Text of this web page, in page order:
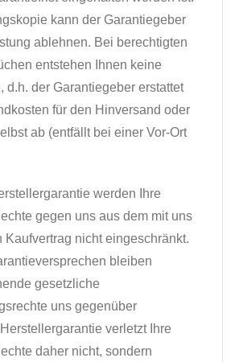
kann der Garantiegeber
ablehnen. Bei berechtigten
entstehen Ihnen keine
d.h. der Garantiegeber erstattet
für den Hinversand oder
ab (entfällt bei einer Vor-Ort
werden Ihre
gegen uns aus dem mit uns
Kaufvertrag nicht eingeschränkt.
bleiben
gesetzliche
uns gegenüber
verletzt Ihre
daher nicht, sondern